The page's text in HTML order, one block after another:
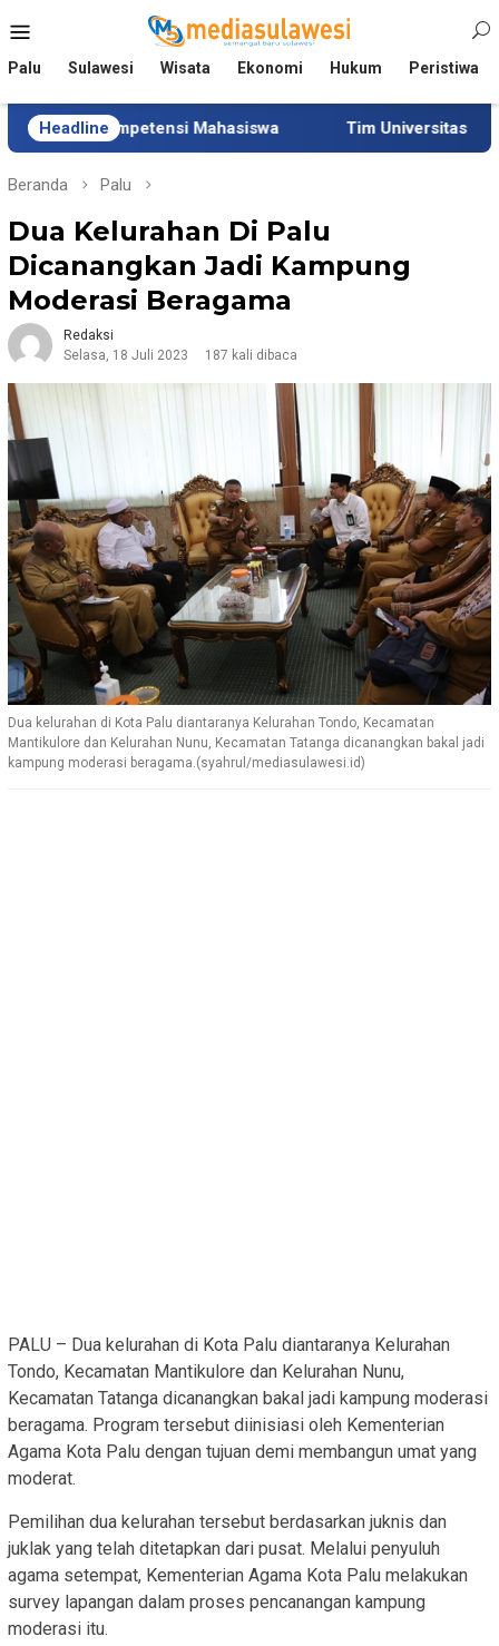
ke
Mobile
Palu Sulawesi Wisata Ekonomi Hukum Peristiwa
HeadlineMahasiswa Tim Universitas Indonesia Jalani
Beranda Palu
Dua Kelurahan Di Palu
Dicanangkan Jadi Kampung
Moderasi Beragama
Redaksi
Selasa, 18 Juli 2023
187 kali dibaca
Dua kelurahan di Kota Palu diantaranya Kelurahan Tondo, Kecamatan
Mantikulore dan Kelurahan Nunu, Kecamatan Tatanga dicanangkan bakal jadi
kampung moderasi beragama.(syahrul/mediasulawesi.id)
PALU – Dua kelurahan di Kota Palu diantaranya Kelurahan
Tondo, Kecamatan Mantikulore dan Kelurahan Nunu,
Kecamatan Tatanga dicanangkan bakal jadi kampung moderasi
beragama. Program tersebut diinisiasi oleh Kementerian
Agama Kota Palu dengan tujuan demi membangun umat yang
moderat.
Pemilihan dua kelurahan tersebut berdasarkan juknis dan
juklak yang telah ditetapkan dari pusat. Melalui penyuluh
agama setempat, Kementerian Agama Kota Palu melakukan
survey lapangan dalam proses pencanangan kampung
moderasi itu.